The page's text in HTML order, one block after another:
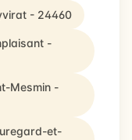
- 24460
-
Mesmin -
et-